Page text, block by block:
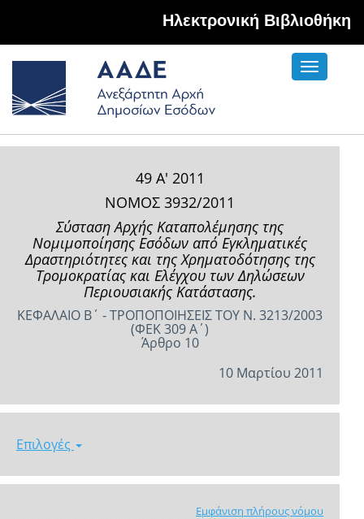
Hλεκτρονική Βιβλιοθήκη
Toggle
49 Α' 2011
ΝΟΜΟΣ 3932/2011
Σύσταση Αρχής Καταπολέμησης της
Νομιμοποίησης Εσόδων από Εγκληματικές
Δραστηριότητες και της Χρηματοδότησης της
Τρομοκρατίας και Ελέγχου των Δηλώσεων
Περιουσιακής Κατάστασης.
ΚΕΦΑΛΑΙΟ Β΄ - ΤΡΟΠΟΠΟΙΗΣΕΙΣ ΤΟΥ Ν. 3213/2003
(ΦΕΚ 309 Α΄)
Άρθρο 10
10 Μαρτίου 2011
Επιλογές
Εμφάνιση πλήρους νόμου